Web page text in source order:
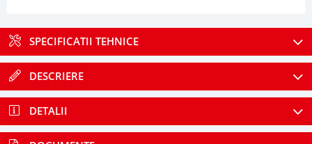
SPECIFICATII TEHNICE
DESCRIERE
DETALII